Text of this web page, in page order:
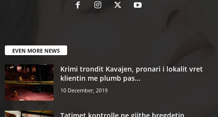
EVEN MORE NEWS
Krimi trondit Kavajen, pronari i lokalit vret
klientin me plumb pas...
10 December, 2019